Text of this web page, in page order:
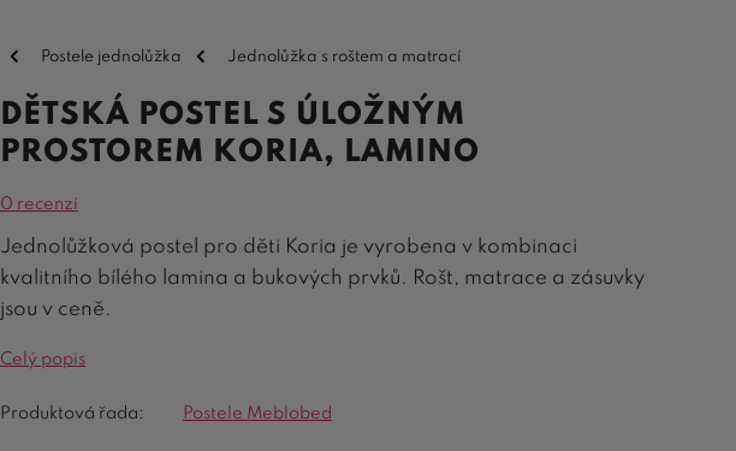
Postele jednolůžka Jednolůžka s roštem a matrací
DĚTSKÁ POSTEL S ÚLOŽNÝM
PROSTOREM KORIA, LAMINO
0 recenzí
Jednolůžková postel pro děti Koria je vyrobena v kombinaci
kvalitního bílého lamina a bukových prvků. Rošt, matrace a zásuvky
jsou v ceně.
Celý popis
Produktová řada: Postele Meblobed